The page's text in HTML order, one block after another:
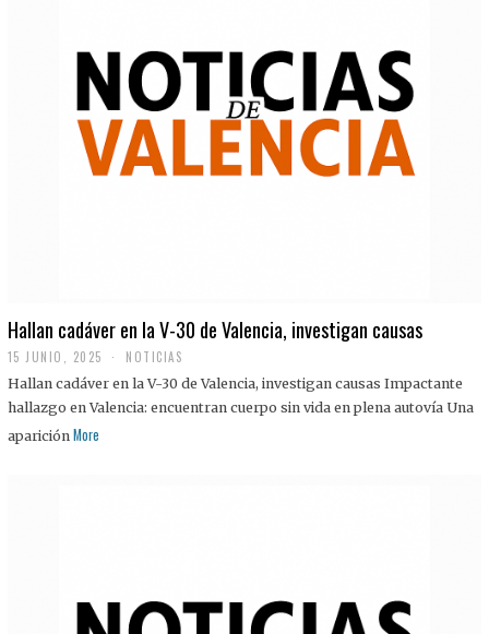
Hallan cadáver en la V-30 de Valencia, investigan causas
15 JUNIO, 2025 NOTICIAS
Hallan cadáver en la V-30 de Valencia, investigan causas Impactante
hallazgo en Valencia: encuentran cuerpo sin vida en plena autovía Una
aparición More